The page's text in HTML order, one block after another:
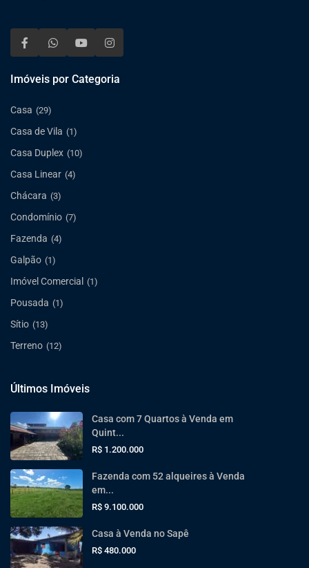
Imóveis por Categoria
Casa (29)
Casa de Vila (1)
Casa Duplex (10)
Casa Linear (4)
Chácara (3)
Condomínio (7)
Fazenda (4)
Galpão (1)
Imóvel Comercial (1)
Pousada (1)
Sítio (13)
Terreno (12)
Últimos Imóveis
Casa com 7 Quartos à Venda em
Quint...
R$ 1.200.000
Fazenda com 52 alqueires à Venda
em...
R$ 9.100.000
Casa à Venda no Sapê
R$ 480.000